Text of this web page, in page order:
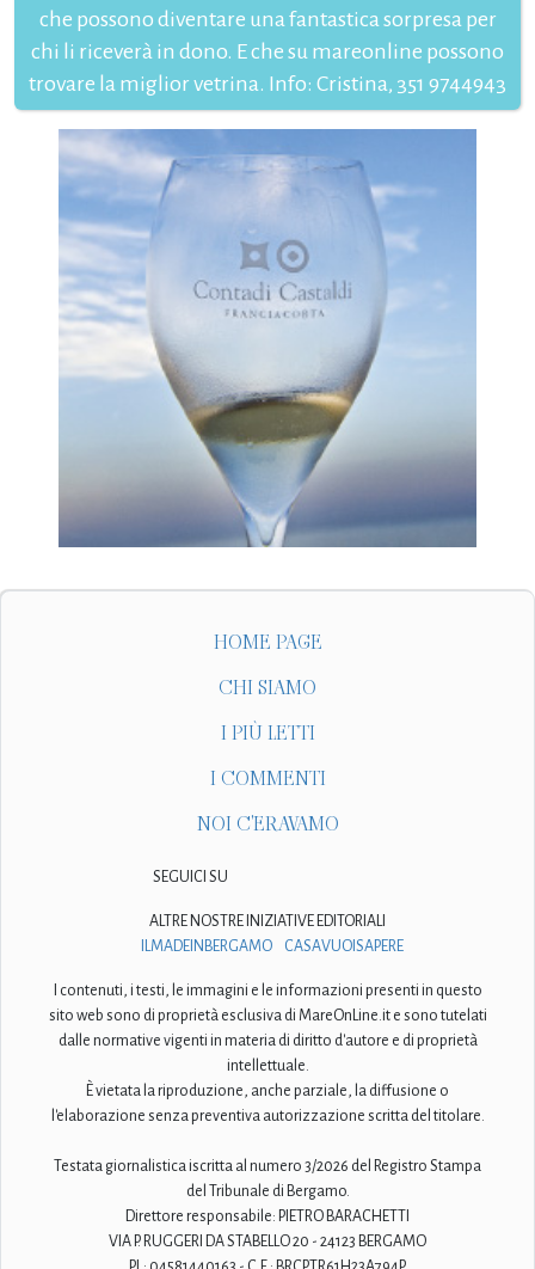
che possono diventare una fantastica sorpresa per
chi li riceverà in dono. E che su mareonline possono
trovare la miglior vetrina. Info: Cristina, 351 9744943
HOME PAGE
CHI SIAMO
I PIÙ LETTI
I COMMENTI
NOI C'ERAVAMO
SEGUICI SU
ALTRE NOSTRE INIZIATIVE EDITORIALI
ILMADEINBERGAMO
CASAVUOISAPERE
I contenuti, i testi, le immagini e le informazioni presenti in questo
sito web sono di proprietà esclusiva di MareOnLine.it e sono tutelati
dalle normative vigenti in materia di diritto d'autore e di proprietà
intellettuale.
È vietata la riproduzione, anche parziale, la diffusione o
l'elaborazione senza preventiva autorizzazione scritta del titolare.
Testata giornalistica iscritta al numero 3/2026 del Registro Stampa
del Tribunale di Bergamo.
Direttore responsabile: PIETRO BARACHETTI
VIA P. RUGGERI DA STABELLO 20 - 24123 BERGAMO